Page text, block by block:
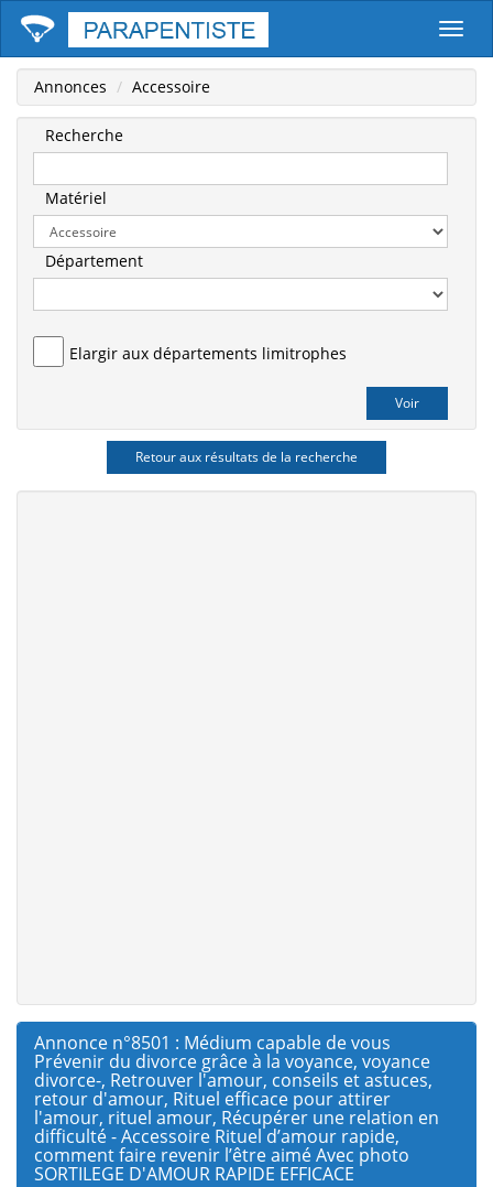
Annonces Accessoire
Recherche
Matériel
Département
Elargir aux départements limitrophes
Retour aux résultats de la recherche
Annonce n°8501 : Médium capable de vous
Prévenir du divorce grâce à la voyance, voyance
divorce-, Retrouver l'amour, conseils et astuces,
retour d'amour, Rituel efficace pour attirer
l'amour, rituel amour, Récupérer une relation en
difficulté - Accessoire Rituel d’amour rapide,
comment faire revenir l’être aimé Avec photo
SORTILEGE D'AMOUR RAPIDE EFFICACE